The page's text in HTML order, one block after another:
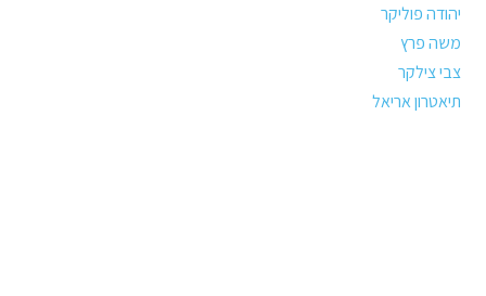
יהודה פוליקר
משה פרץ
צבי צילקר
תיאטרון אריאל